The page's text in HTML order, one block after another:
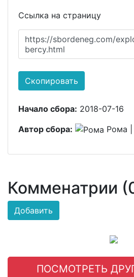
Ссылка на страницу
https://sbordeneg.com/
bercy.html
Скопировать
Начало сбора: 2018-07-16
Автор сбора:
Рома |
Комменатрии
Добавить
ПОСМОТРЕТЬ